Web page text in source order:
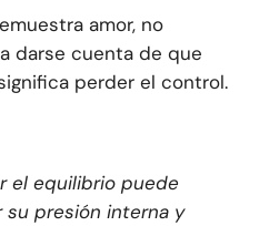
amor, no
darse cuenta de que
perder el control.
el equilibrio puede
su presión interna y